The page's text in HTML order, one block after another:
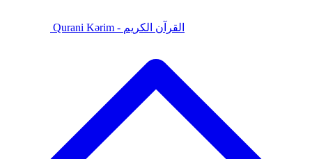
Qurani Kərim - القرآن الكريم